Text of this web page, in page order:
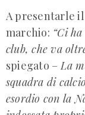
A presentarle
marchio: “Ci
club, che va
spiegato –La
squadra di
esordio con la